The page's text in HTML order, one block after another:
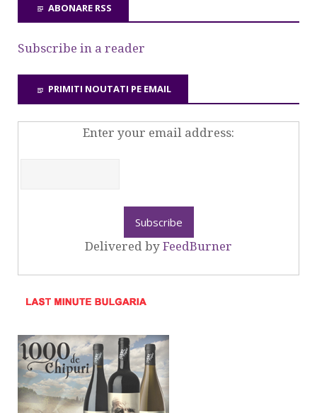
ABONARE RSS
Subscribe in a reader
PRIMITI NOUTATI PE EMAIL
Enter your email address:
Delivered by FeedBurner